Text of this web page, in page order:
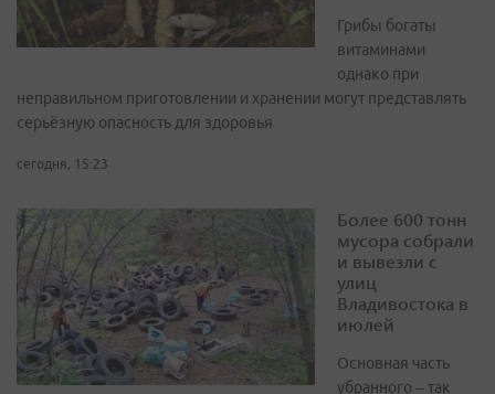
Грибы богаты
витаминами
однако при
неправильном приготовлении и хранении могут представлять
серьёзную опасность для здоровья
сегодня, 15:23
Более 600 тонн
мусора собрали
и вывезли с
улиц
Владивостока в
июлей
Основная часть
убранного – так